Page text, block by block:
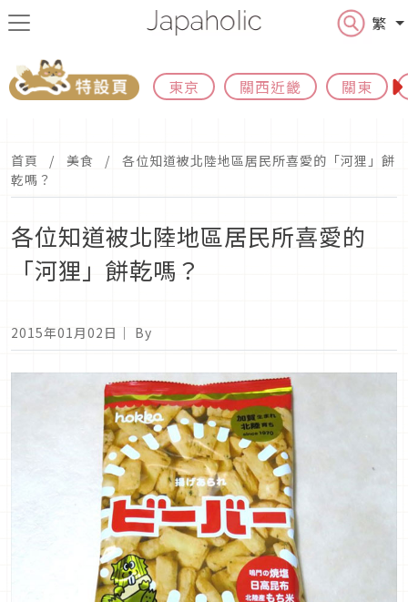
繁
東京 關西近畿 關東
首頁 美食
各位知道被北陸地區居民所喜愛的「河狸」餅
乾嗎？
各位知道被北陸地區居民所喜愛的
「河狸」餅乾嗎？
2015年01月02日 ｜ By